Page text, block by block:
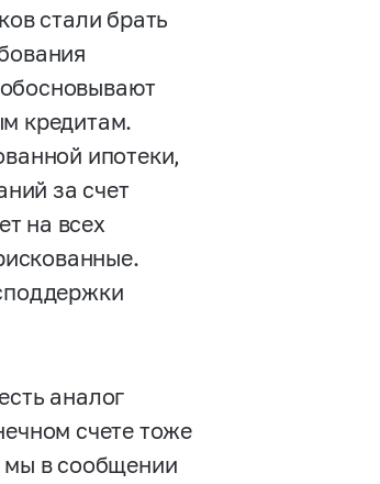
стали брать
кредитам.
ипотеки,
за счет
на всех
аналог
счете тоже
мы в сообщении